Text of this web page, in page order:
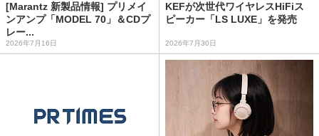
[Marantz 新製品情報] プリメイ
ンアンプ「MODEL 70」＆CDプ
レー...
2026年7月16日
KEFが次世代ワイヤレスHiFiス
ピーカー「LS LUXE」を発売
2026年7月30日